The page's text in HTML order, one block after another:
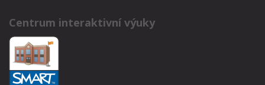
Centrum interaktivní výuky